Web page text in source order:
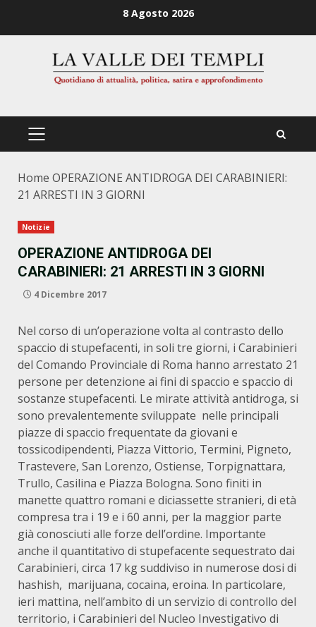
8 Agosto 2026
PRIMÄRES
Home OPERAZIONE ANTIDROGA DEI CARABINIERI:
21 ARRESTI IN 3 GIORNI
Notizie
OPERAZIONE ANTIDROGA DEI
CARABINIERI: 21 ARRESTI IN 3 GIORNI
4 Dicembre 2017
Nel corso di un’operazione volta al contrasto dello
spaccio di stupefacenti, in soli tre giorni, i Carabinieri
del Comando Provinciale di Roma hanno arrestato 21
persone per detenzione ai fini di spaccio e spaccio di
sostanze stupefacenti. Le mirate attività antidroga, si
sono prevalentemente sviluppate nelle principali
piazze di spaccio frequentate da giovani e
tossicodipendenti, Piazza Vittorio, Termini, Pigneto,
Trastevere, San Lorenzo, Ostiense, Torpignattara,
Trullo, Casilina e Piazza Bologna. Sono finiti in
manette quattro romani e diciassette stranieri, di età
compresa tra i 19 e i 60 anni, per la maggior parte
già conosciuti alle forze dell’ordine. Importante
anche il quantitativo di stupefacente sequestrato dai
Carabinieri, circa 17 kg suddiviso in numerose dosi di
hashish, marijuana, cocaina, eroina. In particolare,
ieri mattina, nell’ambito di un servizio di controllo del
territorio, i Carabinieri del Nucleo Investigativo di